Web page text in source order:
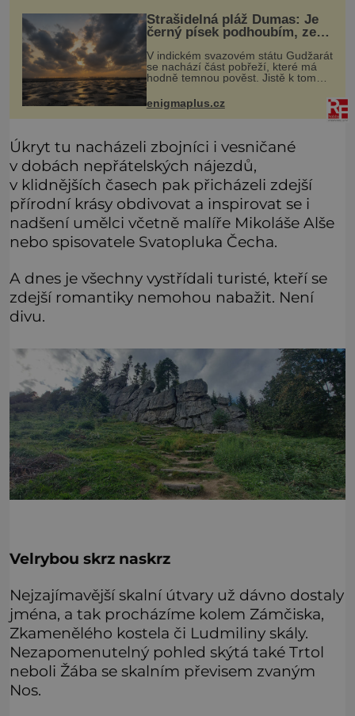
Strašidelná pláž Dumas: Je
černý písek podhoubím, ze
V indickém svazovém státu Gudžarát
se nachází část pobřeží, které má
hodně temnou pověst. Jistě k tomu
přispívá i černý písek této pláže.
Proč má pláž takové netypické
zbarvení? Nakolik jsou pravdivé
enigmaplus.cz
Úkryt tu nacházeli zbojníci i vesničané
v dobách nepřátelských nájezdů,
v klidnějších časech pak přicházeli zdejší
přírodní krásy obdivovat a inspirovat se i
nadšení umělci včetně malíře Mikoláše Alše
nebo spisovatele Svatopluka Čecha.
A dnes je všechny vystřídali turisté, kteří se
zdejší romantiky nemohou nabažit. Není
divu.
Velrybou skrz naskrz
Nejzajímavější skalní útvary už dávno dostaly
jména, a tak procházíme kolem Zámčiska,
Zkamenělého kostela či Ludmiliny skály.
Nezapomenutelný pohled skýtá také Trtol
neboli Žába se skalním převisem zvaným
Nos.